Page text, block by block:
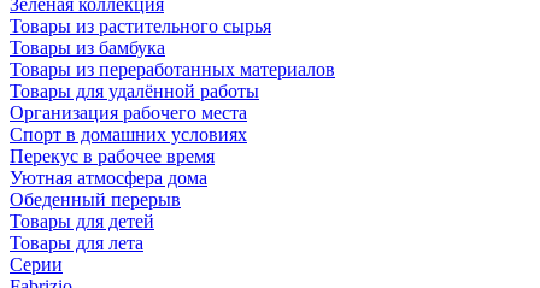
Зеленая коллекция
Товары из растительного сырья
Товары из бамбука
Товары из переработанных материалов
Товары для удалённой работы
Организация рабочего места
Спорт в домашних условиях
Перекус в рабочее время
Уютная атмосфера дома
Обеденный перерыв
Товары для детей
Товары для лета
Серии